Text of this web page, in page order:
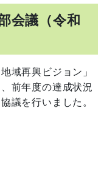
会議（令和
域再興ビジョン」
前年度の達成状況
議を行いました。